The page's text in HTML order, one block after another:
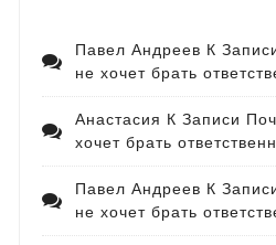
Павел Андреев К
не хочет брать
Анастасия К Записи
хочет брать
Павел Андреев К
не хочет брать